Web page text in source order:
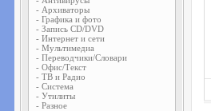
- Архиваторы
- Графика и фото
- Запись CD/DVD
- Интернет и сети
- Мультимедиа
- Переводчики/Словари
- Офис/Текст
- ТВ и Радио
- Система
- Утилиты
- Разное